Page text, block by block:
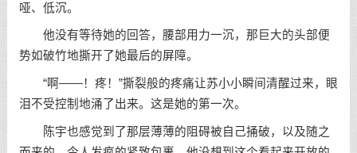
哑、低沉。
他没有等待她的回答，腰部用力一沉，那巨大的头部便
势如破竹地撕开了她最后的屏障。
“啊——！疼！”撕裂般的疼痛让苏小小瞬间清醒过来，眼
泪不受控制地涌了出来。这是她的第一次。
陈宇也感觉到了那层薄薄的阻碍被自己捅破，以及随之